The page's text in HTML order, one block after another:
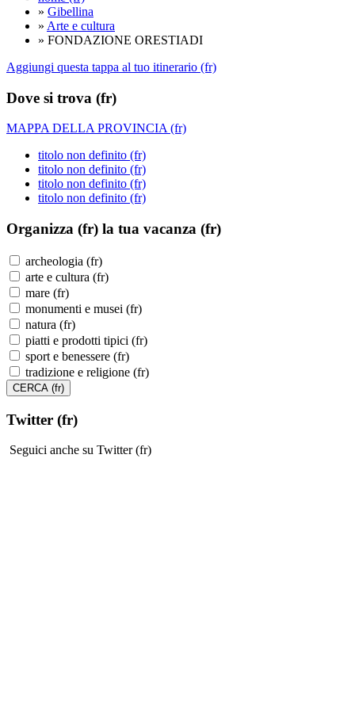
» Gibellina
» Arte e cultura
» FONDAZIONE ORESTIADI
Aggiungi questa tappa al tuo itinerario (fr)
Dove si trova (fr)
MAPPA DELLA PROVINCIA (fr)
titolo non definito (fr)
titolo non definito (fr)
titolo non definito (fr)
titolo non definito (fr)
Organizza (fr) la tua vacanza (fr)
archeologia (fr)
arte e cultura (fr)
mare (fr)
monumenti e musei (fr)
natura (fr)
piatti e prodotti tipici (fr)
sport e benessere (fr)
tradizione e religione (fr)
Twitter (fr)
Seguici anche su Twitter (fr)